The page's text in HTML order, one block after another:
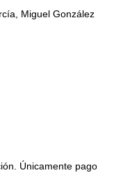
Miguel González
Únicamente pago